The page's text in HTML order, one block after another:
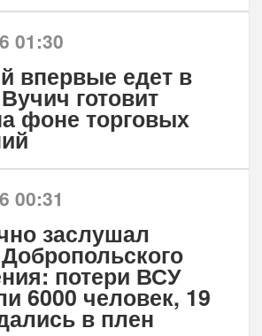
01:30
впервые едет в
готовит
фоне торговых
00:31
заслушал
потери ВСУ
6000 человек, 19
в плен